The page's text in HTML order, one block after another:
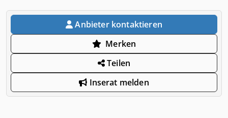
Anbieter kontaktieren
Merken
Teilen
Inserat melden